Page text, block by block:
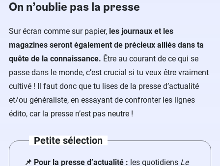
On n’oublie pas la presse
Sur écran comme sur papier, les journaux et les
magazines seront également de précieux alliés dans ta
quête de la connaissance. Être au courant de ce qui se
passe dans le monde, c’est crucial si tu veux être vraiment
cultivé ! Il faut donc que tu lises de la presse d’actualité
et/ou généraliste, en essayant de confronter les lignes
édito, car la presse n’est pas neutre !
Petite sélection
📌 Pour la presse d’actualité : les quotidiens Le